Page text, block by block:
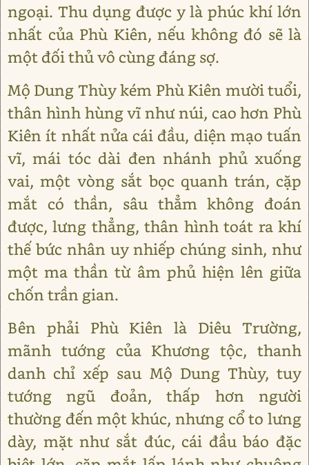
ngoại. Thu dụng được y là phúc khí lớn
nhất của Phù Kiên, nếu không đó sẽ là
một đối thủ vô cùng đáng sợ.
Mộ Dung Thùy kém Phù Kiên mười tuổi,
thân hình hùng vĩ như núi, cao hơn Phù
Kiên ít nhất nửa cái đầu, diện mạo tuấn
vĩ, mái tóc dài đen nhánh phủ xuống
vai, một vòng sắt bọc quanh trán, cặp
mắt có thần, sâu thẳm không đoán
được, lưng thẳng, thân hình toát ra khí
thế bức nhân uy nhiếp chúng sinh, như
một ma thần từ âm phủ hiện lên giữa
chốn trần gian.
Bên phải Phù Kiên là Diêu Trường,
mãnh tướng của Khương tộc, thanh
danh chỉ xếp sau Mộ Dung Thùy, tuy
tướng ngũ đoản, thấp hơn người
thường đến một khúc, nhưng cổ to lưng
dày, mặt như sắt đúc, cái đầu báo đặc